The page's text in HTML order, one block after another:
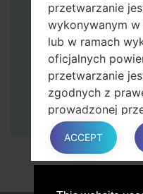
portu COM.
Podaj tylko
ponownego
Na koniec
telefon
się od komputera.
przetwarzanie
wykonywanym
lub w ramach
oficjalnych
przetwarzanie
zgodnych z
prowadzonej
osobę trzecią.
W każdym
przyjemnością
ACCEPT